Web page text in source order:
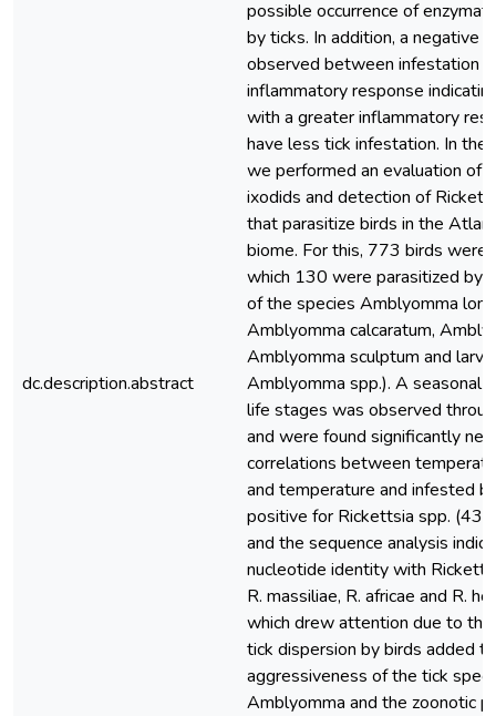
dc.description.abstract
possible occurrence of
by ticks. In addition, a negative
observed between infestation
inflammatory response
with a greater inflammatory
have less tick infestation. In the
we performed an evaluation of
ixodids and detection of
that parasitize birds in the
biome. For this, 773 birds were
which 130 were parasitized by
of the species Amblyomma
Amblyomma calcaratum,
Amblyomma sculptum and
Amblyomma spp.). A seasonal
life stages was observed
and were found significantly
correlations between
and temperature and infested
positive for Rickettsia spp. (43
and the sequence analysis
nucleotide identity with
R. massiliae, R. africae and R.
which drew attention due to
tick dispersion by birds added
aggressiveness of the tick
Amblyomma and the zoonotic